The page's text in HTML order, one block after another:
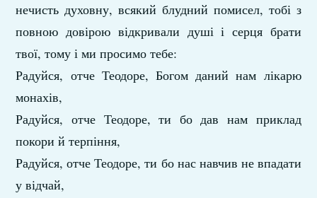
нечисть духовну, всякий блудний помисел, тобі з
повною довірою відкривали душі і серця брати
твої, тому і ми просимо тебе:
Радуйся, отче Теодоре, Богом даний нам лікарю
монахів,
Радуйся, отче Теодоре, ти бо дав нам приклад
покори й терпіння,
Радуйся, отче Теодоре, ти бо нас навчив не впадати
у відчай,